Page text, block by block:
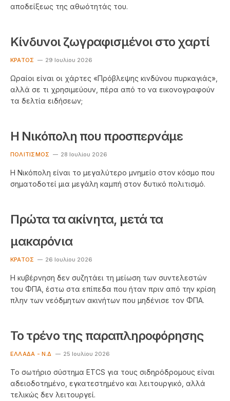
αποδείξεως της αθωότητάς του.
Κίνδυνοι ζωγραφισμένοι στο χαρτί
ΚΡΆΤΟΣ 29 Ιουλίου 2026
Ωραίοι είναι οι χάρτες «Πρόβλεψης κινδύνου πυρκαγιάς»,
αλλά σε τι χρησιμεύουν, πέρα από το να εικονογραφούν
τα δελτία ειδήσεων;
Η Νικόπολη που προσπερνάμε
ΠΟΛΙΤΙΣΜΌΣ 28 Ιουλίου 2026
Η Νικόπολη είναι το μεγαλύτερο μνημείο στον κόσμο που
σηματοδοτεί μια μεγάλη καμπή στον δυτικό πολιτισμό.
Πρώτα τα ακίνητα, μετά τα
μακαρόνια
ΚΡΆΤΟΣ 26 Ιουλίου 2026
Η κυβέρνηση δεν συζητάει τη μείωση των συντελεστών
του ΦΠΑ, έστω στα επίπεδα που ήταν πριν από την κρίση
πλην των νεόδμητων ακινήτων που μηδένισε τον ΦΠΑ.
Το τρένο της παραπληροφόρησης
ΕΛΛΆΔΑ - Ν.Δ 25 Ιουλίου 2026
Το σωτήριο σύστημα ETCS για τους σιδηρόδρομους είναι
αδειοδοτημένο, εγκατεστημένο και λειτουργικό, αλλά
τελικώς δεν λειτουργεί.